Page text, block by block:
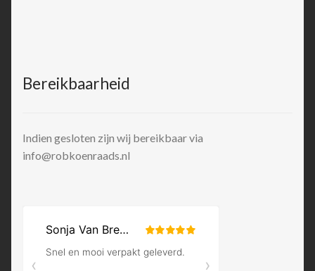
Bereikbaarheid
Indien gesloten zijn wij bereikbaar via
info@robkoenraads.nl